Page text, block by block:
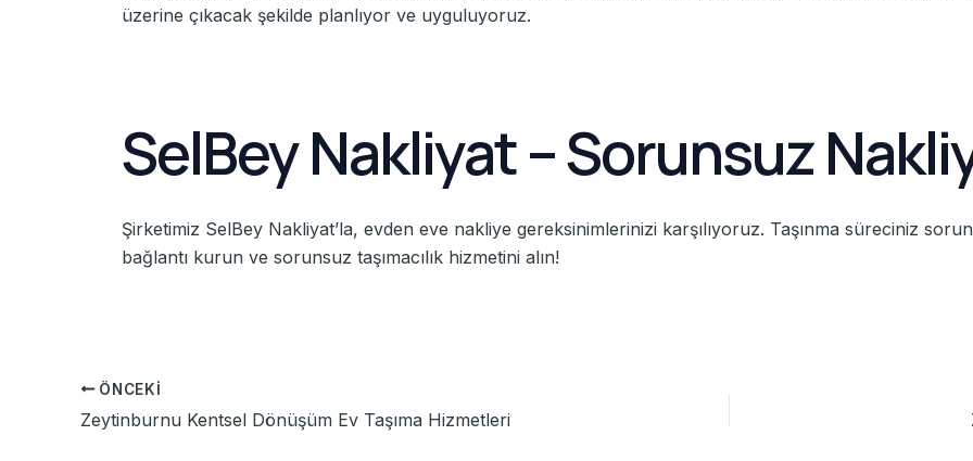
üzerine çıkacak şekilde planlıyor ve uyguluyoruz.
SelBey Nakliyat – Sorunsuz
Şirketimiz SelBey Nakliyat’la, evden eve nakliye gereksinimlerinizi karşılıyoruz. Taşınma süreciniz
bağlantı kurun ve sorunsuz taşımacılık hizmetini alın!
ÖNCEKI
Zeytinburnu Kentsel Dönüşüm Ev Taşıma Hizmetleri